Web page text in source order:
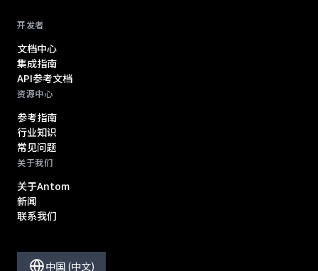
开发者
文档中心
集成指南
API参考文档
资源中心
参考指南
行业知识
常见问题
关于我们
关于Antom
新闻
联系我们
中国 (中文)